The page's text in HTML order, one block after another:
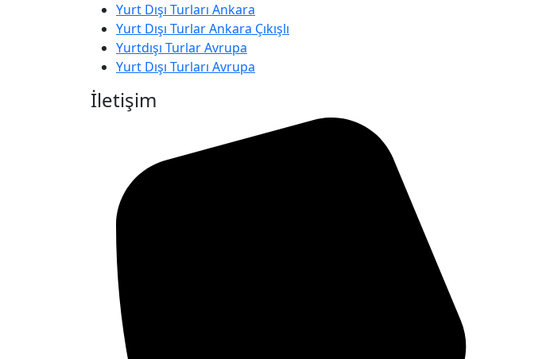
Yurt Dışı Turları Ankara
Yurt Dışı Turlar Ankara Çıkışlı
Yurtdışı Turlar Avrupa
Yurt Dışı Turları Avrupa
İletişim